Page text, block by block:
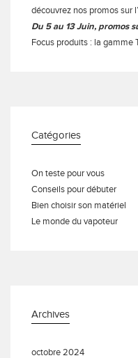
découvrez nos promos sur
Du 5 au 13 Juin, promos
Focus produits : la gamme
Catégories
On teste pour vous
Conseils pour débuter
Bien choisir son matériel
Le monde du vapoteur
Archives
octobre 2024